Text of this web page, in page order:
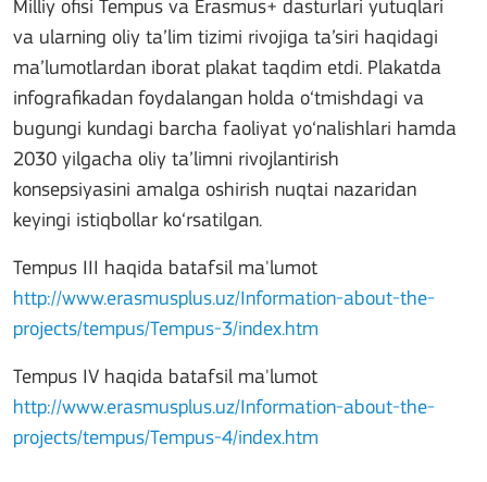
Milliy ofisi Tempus va Erasmus+ dasturlari yutuqlari
va ularning oliy ta’lim tizimi rivojiga ta’siri haqidagi
ma’lumotlardan iborat plakat taqdim etdi. Plakatda
infografikadan foydalangan holda o‘tmishdagi va
bugungi kundagi barcha faoliyat yo‘nalishlari hamda
2030 yilgacha oliy ta’limni rivojlantirish
konsepsiyasini amalga oshirish nuqtai nazaridan
keyingi istiqbollar ko‘rsatilgan.
Tempus III haqida batafsil ma'lumot
http://www.erasmusplus.uz/Information-about-the-
projects/tempus/Tempus-3/index.htm
Tempus IV haqida batafsil ma'lumot
http://www.erasmusplus.uz/Information-about-the-
projects/tempus/Tempus-4/index.htm